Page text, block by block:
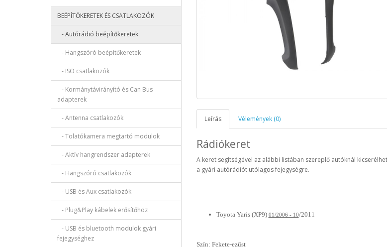
BEÉPÍTŐKERETEK ÉS CSATLAKOZÓK
- Autórádió beépítőkeretek
- Hangszóró beépítőkeretek
- ISO csatlakozók
- Kormánytávirányító és Can Bus
adapterek
- Antenna csatlakozók
- Tolatókamera megtartó modulok
- Aktív hangrendszer adapterek
- Hangszóró csatlakozók
- USB és Aux csatlakozók
- Plug&Play kábelek erősítőhöz
- USB és bluetooth modulok gyári
fejegységhez
Leírás Vélemények (0)
Rádiókeret
A keret segítségével az alábbi listában szereplő autóknál
a gyári autórádiót utólagos fejegységre.
Toyota Yaris (XP9) 01/2006 - 10/2011
Szín: Fekete-ezűst